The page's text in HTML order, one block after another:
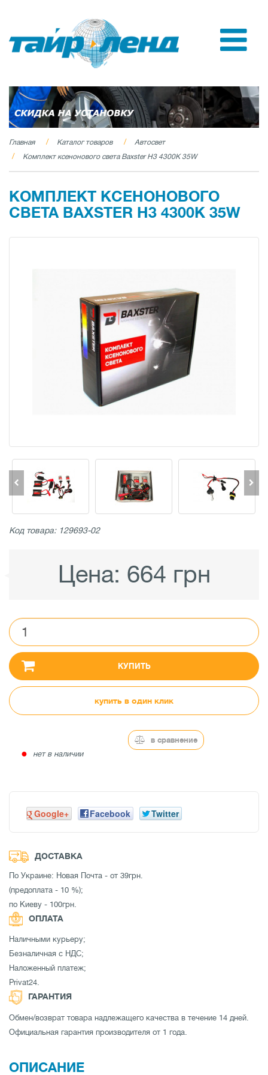
Главная Каталог товаров
Автосвет
Комплект ксенонового света Baxster H3 4300K 35W
КОМПЛЕКТ КСЕНОНОВОГО
СВЕТА BAXSTER H3 4300K 35W
Код товара: 129693-02
Цена: 664 грн
КУПИТЬ
купить в один клик
● нет в наличии
в сравнение
Google+ Facebook Twitter
ДОСТАВКА
По Украине: Новая Почта - от 39грн.
(предоплата - 10 %);
по Киеву - 100грн.
ОПЛАТА
Наличными курьеру;
Безналичная с НДС;
Наложенный платеж;
Privat24.
ГАРАНТИЯ
Обмен/возврат товара надлежащего качества в течение 14 дней.
Официальная гарантия производителя от 1 года.
ОПИСАНИЕ